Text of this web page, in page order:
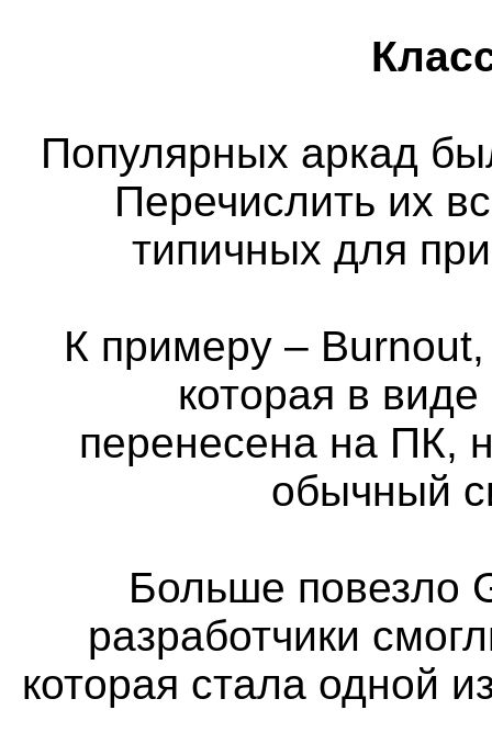
Популярных аркад
Перечислить их
типичных для
К примеру – Burnout,
которая в
перенесена на ПК,
обычный
Больше повезло
разработчики
которая стала одной